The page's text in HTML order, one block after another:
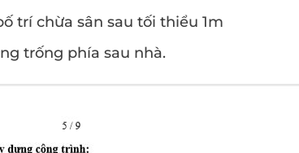
trí chừa sân sau tối thiểu 1m
trống phía sau nhà.